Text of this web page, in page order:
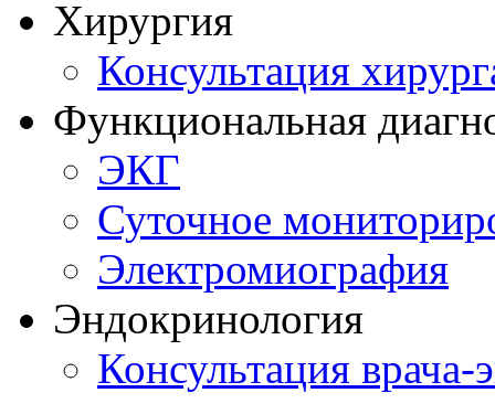
Хирургия
Консультация
Функциональная
ЭКГ
Суточное
Электромиография
Эндокринология
Консультация врача-